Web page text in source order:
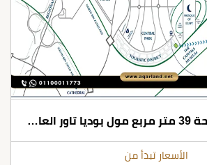
محل تجاري بمساحة 39 متر مربع مول بوديا تاور العاصمة الإدارية
الأسعار تبدأ من